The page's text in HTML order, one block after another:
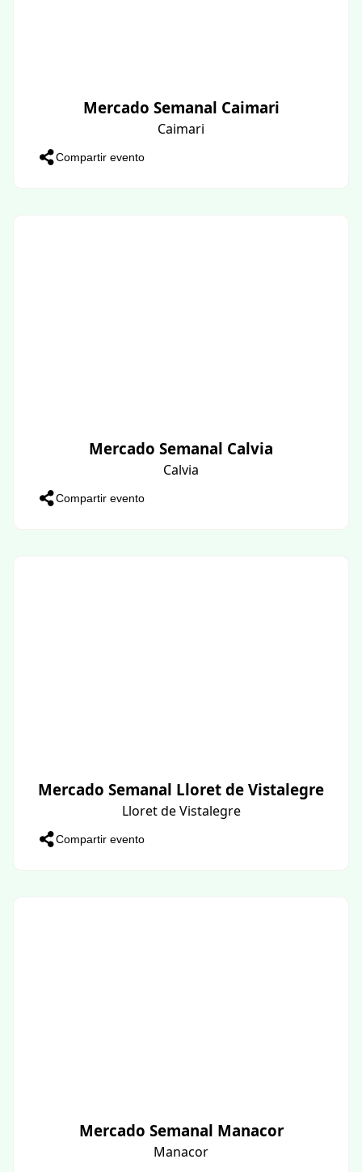
Mercado Semanal Caimari
Caimari
Compartir evento
Mercado Semanal Calvia
Calvia
Compartir evento
Mercado Semanal Lloret de Vistalegre
Lloret de Vistalegre
Compartir evento
Mercado Semanal Manacor
Manacor